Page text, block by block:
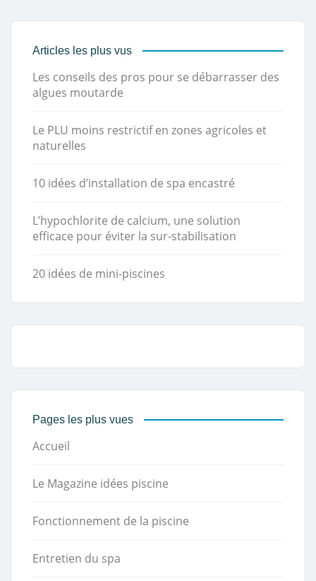
Articles les plus vus
Les conseils des pros pour se débarrasser des
algues moutarde
Le PLU moins restrictif en zones agricoles et
naturelles
10 idées d’installation de spa encastré
L’hypochlorite de calcium, une solution
efficace pour éviter la sur-stabilisation
20 idées de mini-piscines
Pages les plus vues
Accueil
Le Magazine idées piscine
Fonctionnement de la piscine
Entretien du spa